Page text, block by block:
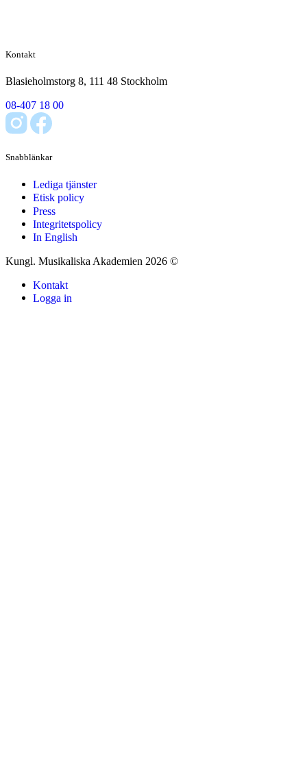
Kontakt
Blasieholmstorg 8, 111 48 Stockholm
08-407 18 00
Snabblänkar
Lediga tjänster
Etisk policy
Press
Integritetspolicy
In English
Kungl. Musikaliska Akademien 2026 ©
Kontakt
Logga in